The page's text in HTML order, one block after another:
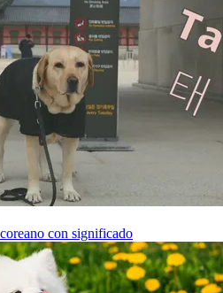
con significado